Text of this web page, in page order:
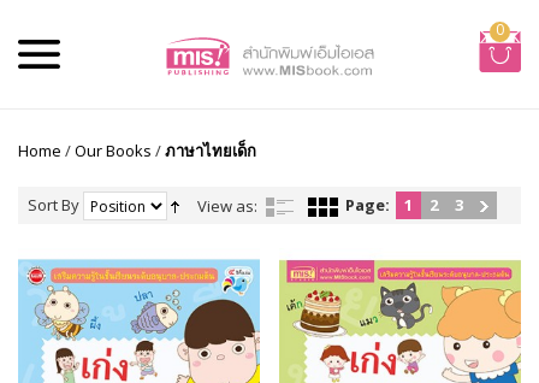
0
Home /Our Books /ภาษาไทยเด็ก
Sort By View as: Page: 1 2 3